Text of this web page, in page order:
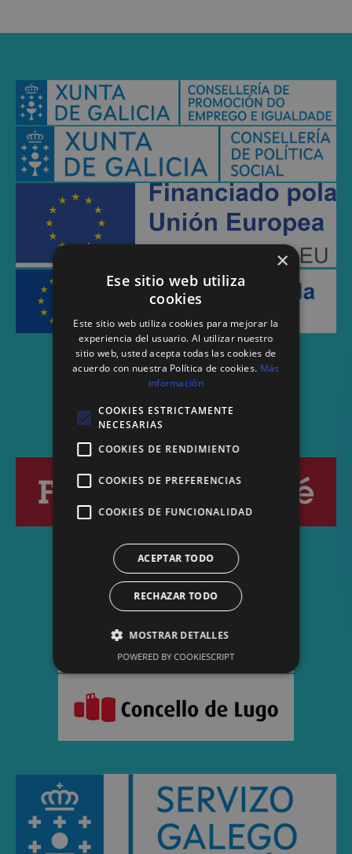
×
Ese sitio web utiliza
cookies
Este sitio web utiliza cookies para mejorar la
experiencia del usuario. Al utilizar nuestro
sitio web, usted acepta todas las cookies de
acuerdo con nuestra Política de cookies. Más
información
COOKIES ESTRICTAMENTE
NECESARIAS
COOKIES DE RENDIMIENTO
COOKIES DE PREFERENCIAS
COOKIES DE FUNCIONALIDAD
ACEPTAR TODO
RECHAZAR TODO
MOSTRAR DETALLES
POWERED BY COOKIESCRIPT